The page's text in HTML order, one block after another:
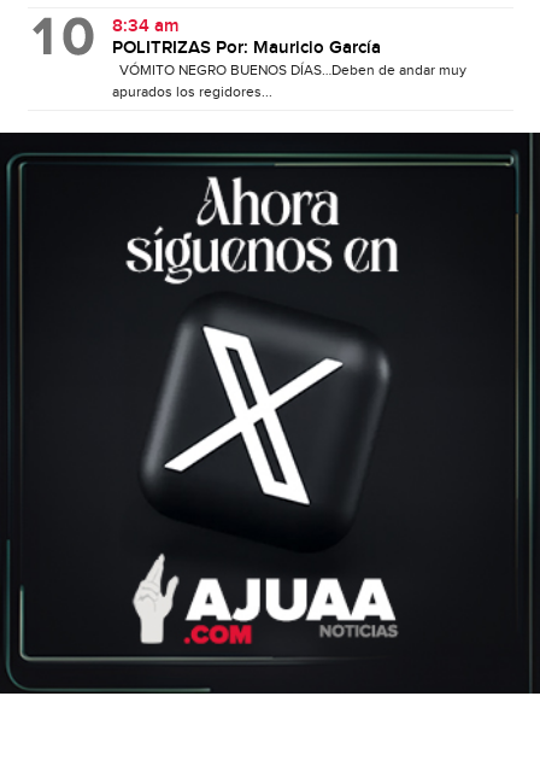
8:34 am
POLITRIZAS Por: Mauricio García
VÓMITO NEGRO BUENOS DÍAS…Deben de andar muy
apurados los regidores...